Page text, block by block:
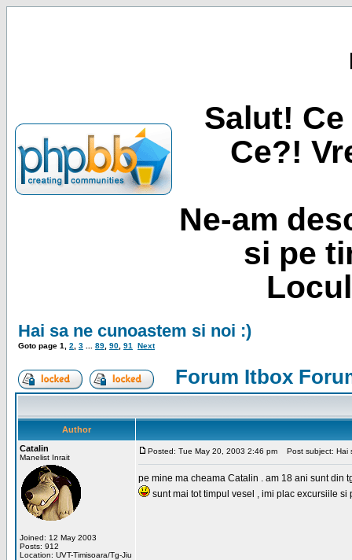
Salut!
Ce?!
Ne-am
si pe
Hai sa ne cunoastem si noi :)
Goto page 1 2 3 89 90 91 Next
Forum Itbox
Author
Catalin
Manelist Inrait
Joined: 12 May 2003
Posts: 912
Location: UVT-Timisoara/Tg-Jiu
Posted: Tue May 20, 2003 2:46 pm Post subject: Hai
pe mine ma cheama Catalin . am 18 ani sunt din
sunt mai tot timpul vesel , imi plac excursiile